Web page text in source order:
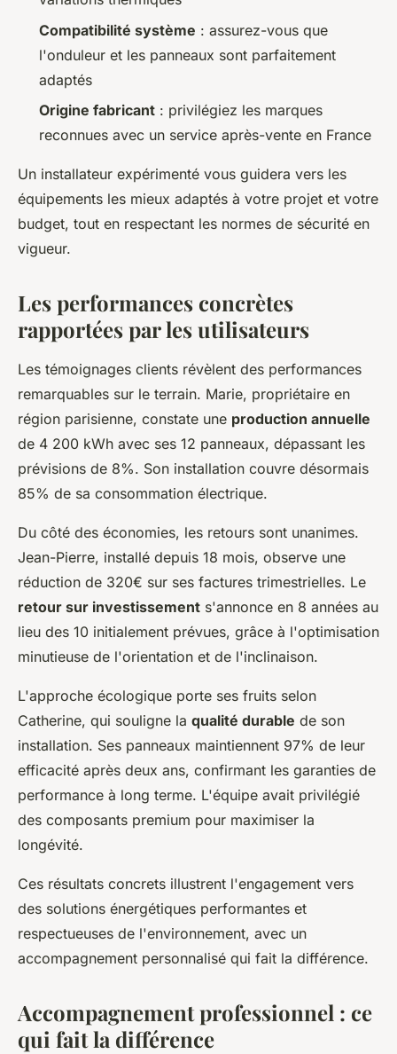
Compatibilité système : assurez-vous que
l'onduleur et les panneaux sont parfaitement
adaptés
Origine fabricant : privilégiez les marques
reconnues avec un service après-vente en France
Un installateur expérimenté vous guidera vers les
équipements les mieux adaptés à votre projet et votre
budget, tout en respectant les normes de sécurité en
vigueur.
Les performances concrètes
rapportées par les utilisateurs
Les témoignages clients révèlent des performances
remarquables sur le terrain. Marie, propriétaire en
région parisienne, constate une production annuelle
de 4 200 kWh avec ses 12 panneaux, dépassant les
prévisions de 8%. Son installation couvre désormais
85% de sa consommation électrique.
Du côté des économies, les retours sont unanimes.
Jean-Pierre, installé depuis 18 mois, observe une
réduction de 320€ sur ses factures trimestrielles. Le
retour sur investissement s'annonce en 8 années au
lieu des 10 initialement prévues, grâce à l'optimisation
minutieuse de l'orientation et de l'inclinaison.
L'approche écologique porte ses fruits selon
Catherine, qui souligne la qualité durable de son
installation. Ses panneaux maintiennent 97% de leur
efficacité après deux ans, confirmant les garanties de
performance à long terme. L'équipe avait privilégié
des composants premium pour maximiser la
longévité.
Ces résultats concrets illustrent l'engagement vers
des solutions énergétiques performantes et
respectueuses de l'environnement, avec un
accompagnement personnalisé qui fait la différence.
Accompagnement professionnel : ce
qui fait la différence